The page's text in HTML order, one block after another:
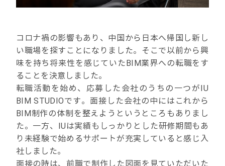
コロナ禍の影響もあり、中国から日本へ帰国し新し
い職場を探すことになりました。そこで以前から興
味を持ち将来性を感じていたBIM業界への転職をす
ることを決意しました。
転職活動を始め、応募した会社のうちの一つがIU
BIM STUDIOです。面接した会社の中にはこれから
BIM制作の体制を整えようというところもありまし
た。一方、IUは実績もしっかりとした研修期間もあ
り未経験で始めるサポートが充実していると感じ入
社しました。
面接の時は、前職で制作した図面を見ていただいた